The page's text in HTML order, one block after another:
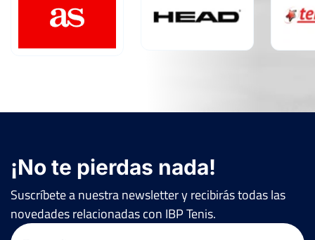
¡No te pierdas nada!
Suscríbete a nuestra newsletter y recibirás todas las
novedades relacionadas con IBP Tenis.
Email